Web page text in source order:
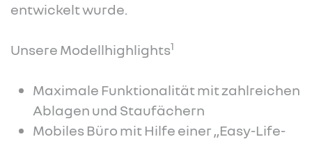
entwickelt wurde.
Unsere Modellhighlights1
Maximale Funktionalität mit zahlreichen
Ablagen und Staufächern
Mobiles Büro mit Hilfe einer „Easy-Life-